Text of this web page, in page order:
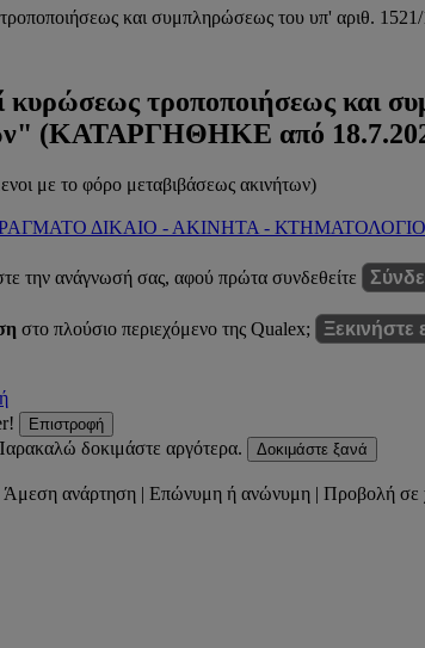
και συμπληρώσεως του υπ' αριθ.
κυρώσεως τροποποιήσεως και
(ΚΑΤΑΡΓΗΘΗΚΕ από
με το φόρο μεταβιβάσεως ακινήτων)
ΔΙΚΑΙΟ - ΑΚΙΝΗΤΑ - ΚΤΗΜΑΤΟΛΟΓΙΟ
την ανάγνωσή σας, αφού πρώτα συνδεθείτε
στο πλούσιο περιεχόμενο της Qualex;
Ξεκινήστε
Επιστροφή
δοκιμάστε αργότερα. Δοκιμάστε ξανά
ανάρτηση | Επώνυμη ή ανώνυμη | Προβολή σε